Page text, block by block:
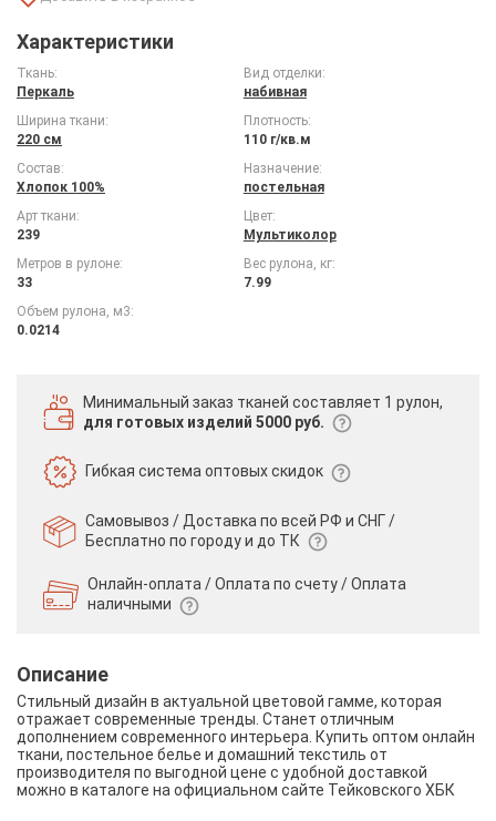
Характеристики
Ткань:
Перкаль
Вид отделки:
набивная
Ширина ткани:
220 см
Плотность:
110 г/кв.м
Состав:
Хлопок 100%
Назначение:
постельная
Арт ткани:
239
Цвет:
Мультиколор
Метров в рулоне:
33
Вес рулона, кг:
7.99
Объем рулона, м3:
0.0214
Минимальный заказ тканей составляет 1 рулон,
для готовых изделий 5000 руб.
Гибкая системаоптовых скидок
Самовывоз / Доставка по всей РФ и СНГ /
Бесплатно по городу и до ТК
Онлайн-оплата / Оплата по счету /Оплата
наличными
Описание
Стильный дизайн в актуальной цветовой гамме, которая
отражает современные тренды. Станет отличным
дополнением современного интерьера. Купить оптом онлайн
ткани, постельное белье и домашний текстиль от
производителя по выгодной цене с удобной доставкой
можно в каталоге на официальном сайте Тейковского ХБК